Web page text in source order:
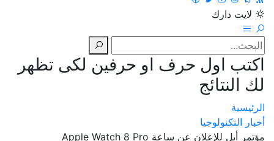
لايت دارك
اكتب اول حرف او حرفين لكى تظهر
لك النتائج
الرئيسية
أخبار التكنولوجيا
مؤتمر أبل للإعلان عن ساعة Apple Watch 8 Pro